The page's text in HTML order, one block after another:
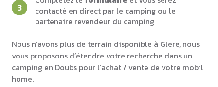
contacté en direct par le camping ou le
partenaire revendeur du camping
Nous n’avons plus de terrain disponible à Glere, nous
vous proposons d’étendre votre recherche dans un
camping en Doubs pour l’achat / vente de votre mobil
home.